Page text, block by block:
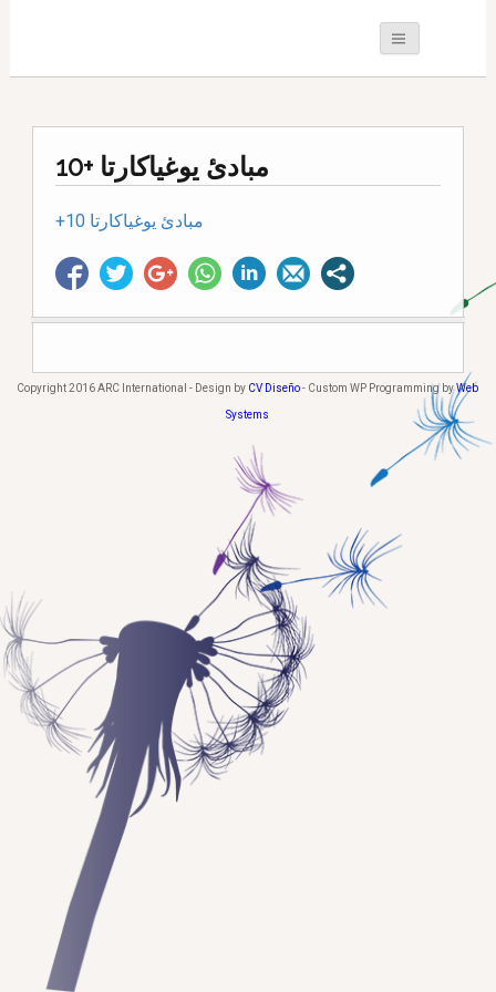
مبادئ يوغياكارتا +10
+10 مبادئ يوغياكارتا
Copyright 2016 ARC International - Design by CV Diseño- Custom WP Programming byWeb
Systems